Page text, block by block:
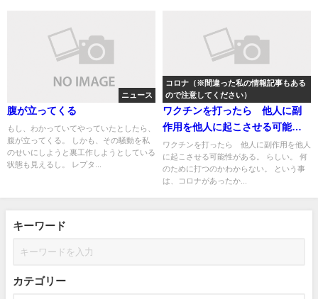
ニュース
腹が立ってくる
もし、わかっていてやっていたとしたら、
腹が立ってくる。 しかも、その騒動を私
のせいにしようと裏工作しようとしている
状態も見えるし。 レプタ...
コロナ（※間違った私の情報記事もある
ので注意してください）
ワクチンを打ったら 他人に副
作用を他人に起こさせる可能性
がある
ワクチンを打ったら 他人に副作用を他人
に起こさせる可能性がある。 らしい。 何
のために打つのかわからない。 という事
は、コロナがあったか...
キーワード
カテゴリー